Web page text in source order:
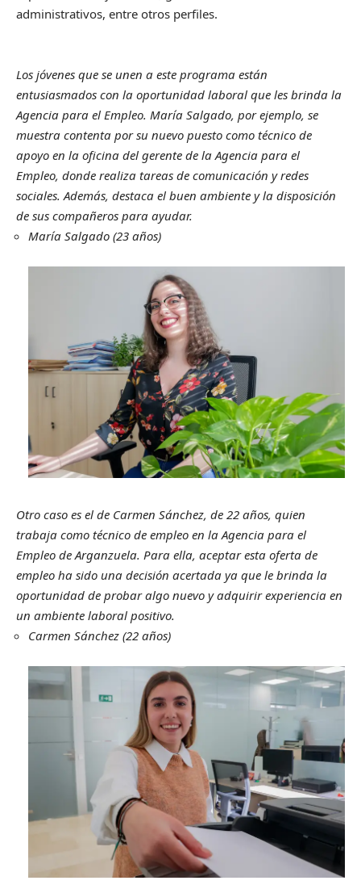
administrativos, entre otros perfiles.
Los jóvenes que se unen a este programa están
entusiasmados con la oportunidad laboral que les brinda la
Agencia para el Empleo. María Salgado, por ejemplo, se
muestra contenta por su nuevo puesto como técnico de
apoyo en la oficina del gerente de la Agencia para el
Empleo, donde realiza tareas de comunicación y redes
sociales. Además, destaca el buen ambiente y la disposición
de sus compañeros para ayudar.
María Salgado (23 años)
Otro caso es el de Carmen Sánchez, de 22 años, quien
trabaja como técnico de empleo en la Agencia para el
Empleo de Arganzuela. Para ella, aceptar esta oferta de
empleo ha sido una decisión acertada ya que le brinda la
oportunidad de probar algo nuevo y adquirir experiencia en
un ambiente laboral positivo.
Carmen Sánchez (22 años)